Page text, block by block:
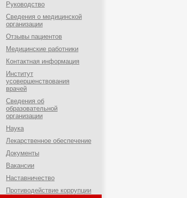
Руководство
Сведения о медицинской
организации
Отзывы пациентов
Медицинские работники
Контактная информация
Институт
усовершенствования
врачей
Сведения об
образовательной
организации
Наука
Лекарственное обеспечение
Документы
Вакансии
Наставничество
Противодействие коррупции